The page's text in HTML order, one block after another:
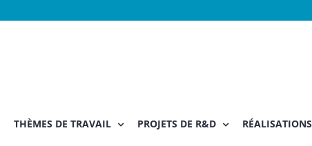
THÈMES DE TRAVAIL PROJETS DE R&D RÉALISATIONS